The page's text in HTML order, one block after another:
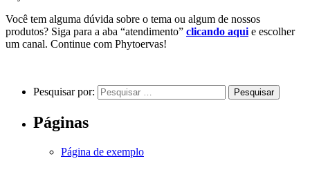
Você tem alguma dúvida sobre o tema ou algum de nossos
produtos? Siga para a aba “atendimento” clicando aqui e escolher
um canal. Continue com Phytoervas!
Pesquisar por:
Páginas
Página de exemplo